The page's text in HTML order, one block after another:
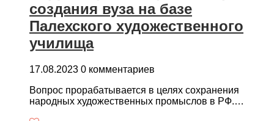
создания вуза на базе
Палехского художественного
училища
17.08.2023 0 комментариев
Вопрос прорабатывается в целях сохранения
народных художественных промыслов в РФ.…